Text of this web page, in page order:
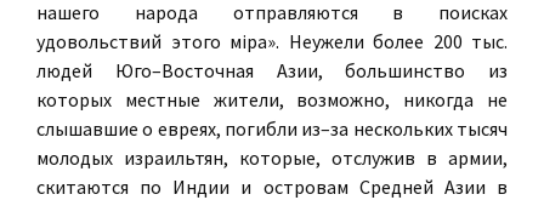
нашего народа отправляются в поисках
удовольствий этого мiра». Неужели более 200 тыс.
людей Юго–Восточная Азии, большинство из
которых местные жители, возможно, никогда не
слышавшие о евреях, погибли из–за нескольких тысяч
молодых израильтян, которые, отслужив в армии,
скитаются по Индии и островам Средней Азии в